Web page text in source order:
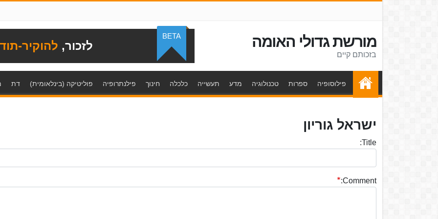
מורשת גדולי האומה
בזכותם קיים
לזכור, להוקיר-
BETA
פילוסופיה ספרות טכנולוגיה מדע תעשייה כלכלה חינוך פילנתרופיה פוליטיקה (בינלאומית) דת
ישראל גוריון
Title:
Comment: